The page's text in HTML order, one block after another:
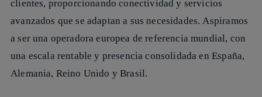
clientes, proporcionando conectividad y servicios
avanzados que se adaptan a sus necesidades. Aspiramos
a ser una operadora europea de referencia mundial, con
una escala rentable y presencia consolidada en España,
Alemania, Reino Unido y Brasil.